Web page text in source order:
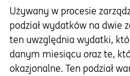
Inwestycje
Blog
Używany w procesie
podział wydatków na dwie
ten uwzględnia wydatki,
danym miesiącu oraz te,
okazjonalne. Ten podział